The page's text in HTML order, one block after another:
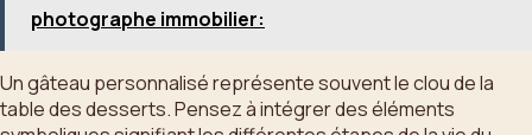
photographe immobilier:
Un gâteau personnalisé représente souvent le clou de la
table des desserts. Pensez à intégrer des éléments